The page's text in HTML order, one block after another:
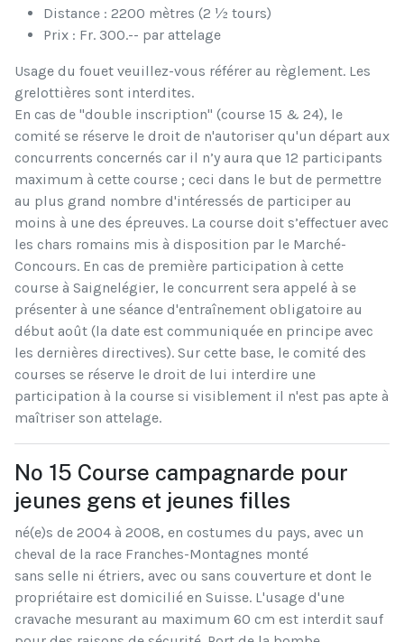
Distance : 2200 mètres (2 ½ tours)
Prix : Fr. 300.-- par attelage
Usage du fouet veuillez-vous référer au règlement. Les
grelottières sont interdites.
En cas de "double inscription" (course 15 & 24), le
comité se réserve le droit de n'autoriser qu'un départ aux
concurrents concernés car il n’y aura que 12 participants
maximum à cette course ; ceci dans le but de permettre
au plus grand nombre d'intéressés de participer au
moins à une des épreuves. La course doit s’effectuer avec
les chars romains mis à disposition par le Marché-
Concours. En cas de première participation à cette
course à Saignelégier, le concurrent sera appelé à se
présenter à une séance d'entraînement obligatoire au
début août (la date est communiquée en principe avec
les dernières directives). Sur cette base, le comité des
courses se réserve le droit de lui interdire une
participation à la course si visiblement il n'est pas apte à
maîtriser son attelage.
No 15 Course campagnarde pour
jeunes gens et jeunes filles
né(e)s de 2004 à 2008, en costumes du pays, avec un
cheval de la race Franches-Montagnes monté
sans selle ni étriers, avec ou sans couverture et dont le
propriétaire est domicilié en Suisse. L'usage d'une
cravache mesurant au maximum 60 cm est interdit sauf